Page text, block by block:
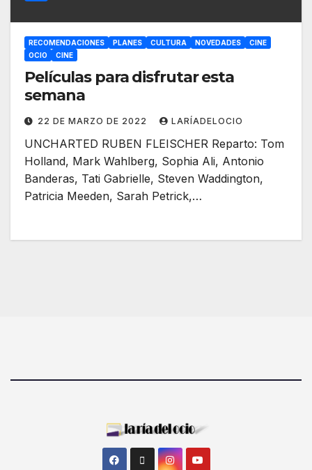
RECOMENDACIONES PLANES CULTURA NOVEDADES
CINE
OCIO
CINE
Películas para disfrutar esta
semana
22 DE MARZO DE 2022 LARÍADELOCIO
UNCHARTED RUBEN FLEISCHER Reparto: Tom
Holland, Mark Wahlberg, Sophia Ali, Antonio
Banderas, Tati Gabrielle, Steven Waddington,
Patricia Meeden, Sarah Petrick,…